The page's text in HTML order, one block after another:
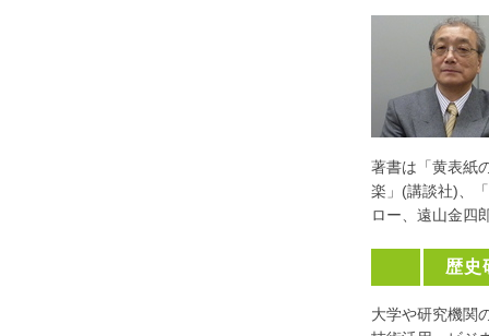
著書は「黄表紙
楽」(講談社)、
ロー、遠山金四
歴史
大学や研究機関